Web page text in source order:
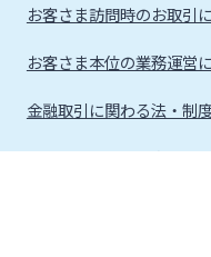
お客さま訪問時のお取引
お客さま本位の業務運営
金融取引に関わる法・制
金融取引に関わる方針